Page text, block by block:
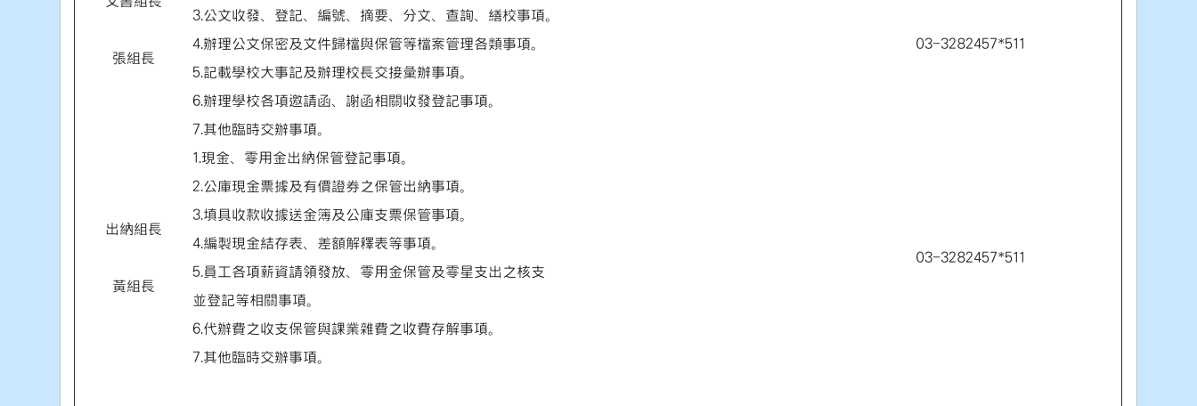
張組長
3.公文收發、登記、編號、摘要、分文、查詢、繕校事項。
4.辦理公文保密及文件歸檔與保管等檔案管理各類事項。
5.記載學校大事記及辦理校長交接彙辦事項。
6.辦理學校各項邀請函、謝函相關收發登記事項。
7.其他臨時交辦事項。
03-3282457*511
出納組長
黃組長
1.現金、零用金出納保管登記事項。
2.公庫現金票據及有價證券之保管出納事項。
3.填具收款收據送金簿及公庫支票保管事項。
4.編製現金結存表、差額解釋表等事項。
5.員工各項薪資請領發放、零用金保管及零星支出之核支
並登記等相關事項。
6.代辦費之收支保管與課業雜費之收費存解事項。
7.其他臨時交辦事項。
03-3282457*511